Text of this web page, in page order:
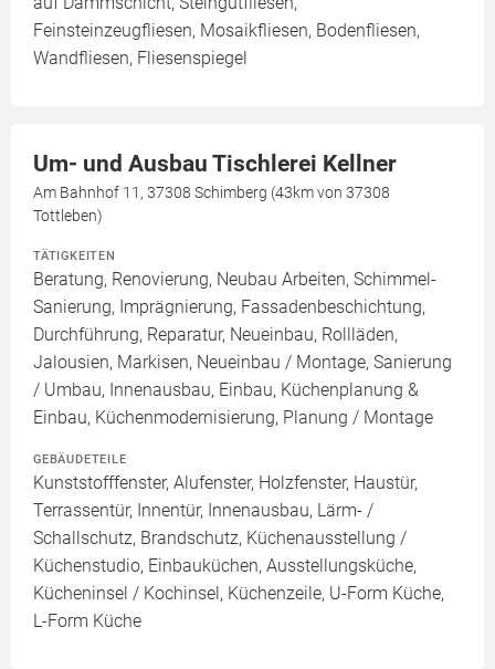
Feinsteinzeugfliesen, Mosaikfliesen, Bodenfliesen,
Wandfliesen, Fliesenspiegel
Um- und Ausbau Tischlerei Kellner
Am Bahnhof 11, 37308 Schimberg (43km von 37308
Tottleben)
TÄTIGKEITEN
Beratung, Renovierung, Neubau Arbeiten, Schimmel-
Sanierung, Imprägnierung, Fassadenbeschichtung,
Durchführung, Reparatur, Neueinbau, Rollläden,
Jalousien, Markisen, Neueinbau / Montage, Sanierung
/ Umbau, Innenausbau, Einbau, Küchenplanung &
Einbau, Küchenmodernisierung, Planung / Montage
GEBÄUDETEILE
Kunststofffenster, Alufenster, Holzfenster, Haustür,
Terrassentür, Innentür, Innenausbau, Lärm- /
Schallschutz, Brandschutz, Küchenausstellung /
Küchenstudio, Einbauküchen, Ausstellungsküche,
Kücheninsel / Kochinsel, Küchenzeile, U-Form Küche,
L-Form Küche